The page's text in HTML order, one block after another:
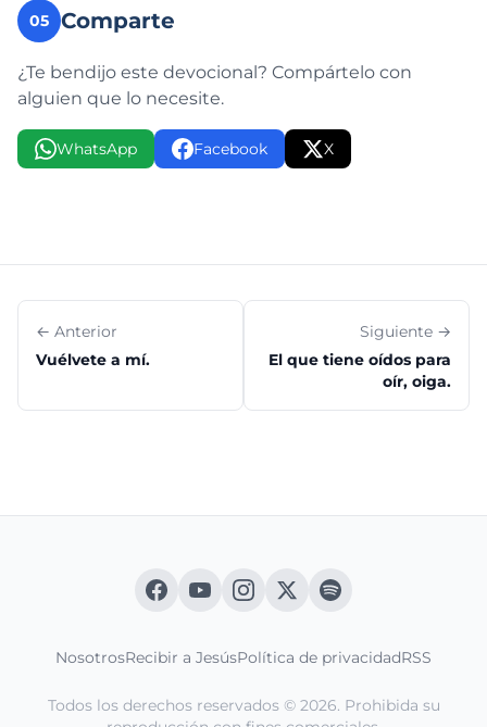
05 Comparte
¿Te bendijo este devocional? Compártelo con
alguien que lo necesite.
WhatsApp Facebook X
← Anterior
Vuélvete a mí.
Siguiente →
El que tiene oídos para
oír, oiga.
NosotrosRecibir a JesúsPolítica de privacidadRSS
Todos los derechos reservados © 2026. Prohibida su